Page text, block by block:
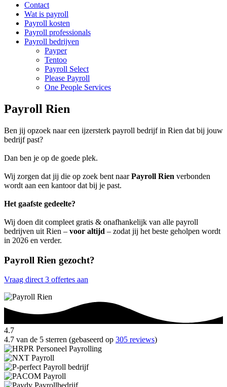
Contact
Wat is payroll
Payroll kosten
Payroll professionals
Payroll bedrijven
Payper
Tentoo
Payroll Select
Please Payroll
One People Services
Payroll Rien
Ben jij opzoek naar een ijzersterk payroll bedrijf in Rien dat bij jouw
bedrijf past?
Dan ben je op de goede plek.
Wij zorgen dat jij die op zoek bent naarPayroll Rien verbonden
wordt aan een kantoor dat bij je past.
Het gaafste gedeelte?
Wij doen dit compleet gratis & onafhankelijk van alle payroll
bedrijven uit Rien – voor altijd – zodat jij het beste geholpen wordt
in 2026 en verder.
Payroll Rien gezocht?
Vraag direct 3 offertes aan
4.7
4.7 van de 5 sterren (gebaseerd op 305 reviews)